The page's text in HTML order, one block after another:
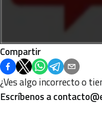
Compartir
¿Ves algo incorrecto o
Escríbenos a